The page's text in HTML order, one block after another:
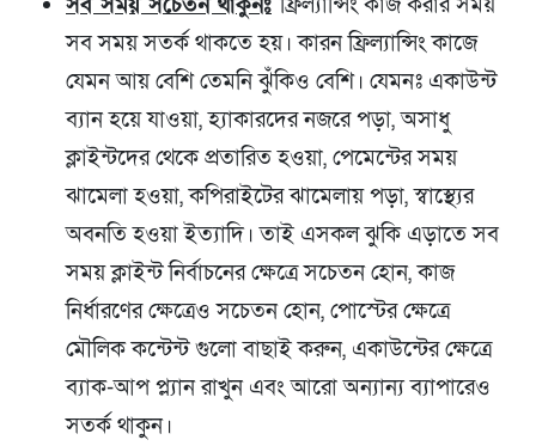
সব সময় সতর্ক থাকতে হয়। কারন ফ্রিল্যান্সিং কাজে
যেমন আয় বেশি তেমনি ঝুঁকিও বেশি। যেমনঃ একাউন্ট
ব্যান হয়ে যাওয়া, হ্যাকারদের নজরে পড়া, অসাধু
ক্লাইন্টদের থেকে প্রতারিত হওয়া, পেমেন্টের সময়
ঝামেলা হওয়া, কপিরাইটের ঝামেলায় পড়া, স্বাস্থ্যের
অবনতি হওয়া ইত্যাদি। তাই এসকল ঝুকি এড়াতে সব
সময় ক্লাইন্ট নির্বাচনের ক্ষেত্রে সচেতন হোন, কাজ
নির্ধারণের ক্ষেত্রেও সচেতন হোন, পোস্টের ক্ষেত্রে
মৌলিক কন্টেন্ট গুলো বাছাই করুন, একাউন্টের ক্ষেত্রে
ব্যাক-আপ প্ল্যান রাখুন এবং আরো অন্যান্য ব্যাপারেও
সতর্ক থাকুন।